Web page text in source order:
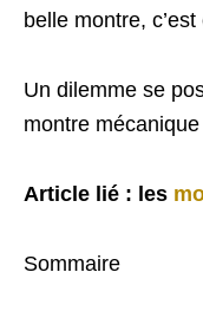
belle montre,
Un dilemme se
montre
Article lié : les
Sommaire